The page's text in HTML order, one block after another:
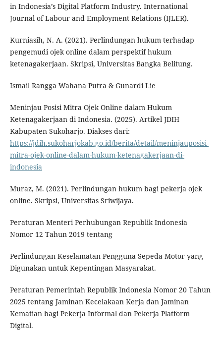
in Indonesia’s Digital Platform Industry. International
Journal of Labour and Employment Relations (IJLER).
Kurniasih, N. A. (2021). Perlindungan hukum terhadap
pengemudi ojek online dalam perspektif hukum
ketenagakerjaan. Skripsi, Universitas Bangka Belitung.
Ismail Rangga Wahana Putra & Gunardi Lie
Meninjau Posisi Mitra Ojek Online dalam Hukum
Ketenagakerjaan di Indonesia. (2025). Artikel JDIH
Kabupaten Sukoharjo. Diakses dari:
https://jdih.sukoharjokab.go.id/berita/detail/meninjauposisi-
mitra-ojek-online-dalam-hukum-ketenagakerjaan-di-
indonesia
Muraz, M. (2021). Perlindungan hukum bagi pekerja ojek
online. Skripsi, Universitas Sriwijaya.
Peraturan Menteri Perhubungan Republik Indonesia
Nomor 12 Tahun 2019 tentang
Perlindungan Keselamatan Pengguna Sepeda Motor yang
Digunakan untuk Kepentingan Masyarakat.
Peraturan Pemerintah Republik Indonesia Nomor 20 Tahun
2025 tentang Jaminan Kecelakaan Kerja dan Jaminan
Kematian bagi Pekerja Informal dan Pekerja Platform
Digital.